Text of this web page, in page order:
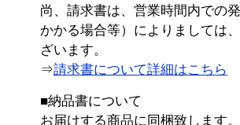
尚、請求書は、営業時間内での
かかる場合等）によりましては
ざいます。
⇒請求書について詳細はこちら
■納品書について
お届けする商品に同梱致します。